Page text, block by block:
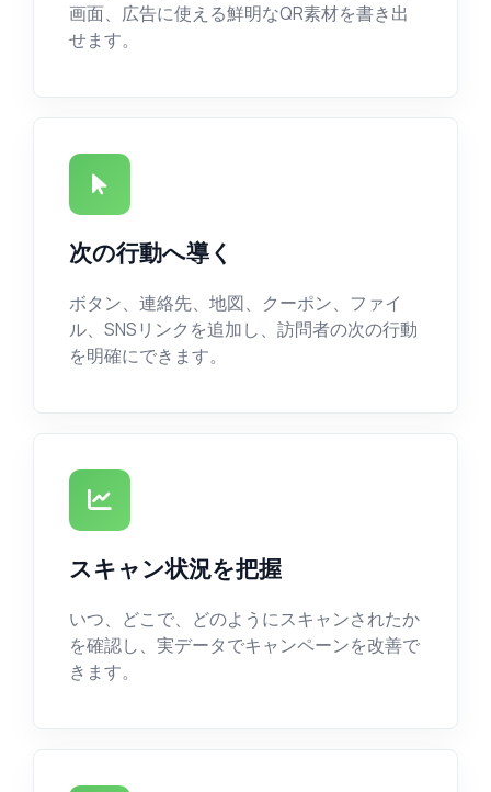
画面、広告に使える鮮明なQR素材を書き出
せます。
次の行動へ導く
ボタン、連絡先、地図、クーポン、ファイ
ル、SNSリンクを追加し、訪問者の次の行動
を明確にできます。
スキャン状況を把握
いつ、どこで、どのようにスキャンされたか
を確認し、実データでキャンペーンを改善で
きます。